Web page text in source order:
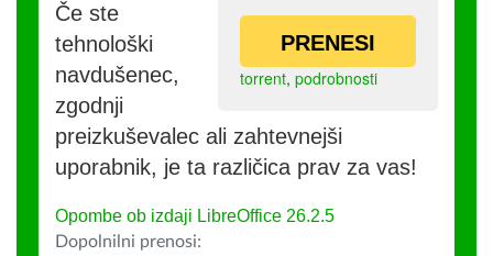
PRENESI
torrent, podrobnosti
Če ste
tehnološki
navdušenec,
zgodnji
preizkuševalec ali zahtevnejši
uporabnik, je ta različica prav za vas!
Opombe ob izdaji LibreOffice 26.2.5
Dopolnilni prenosi: